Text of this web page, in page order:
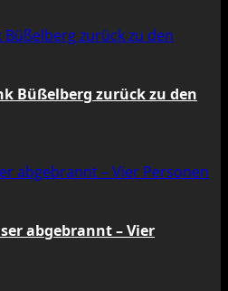
zurück zu den
Büßelberg zurück zu den
abgebrannt – Vier Personen
abgebrannt – Vier